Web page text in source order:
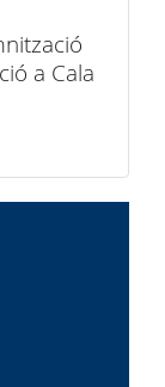
a Cala